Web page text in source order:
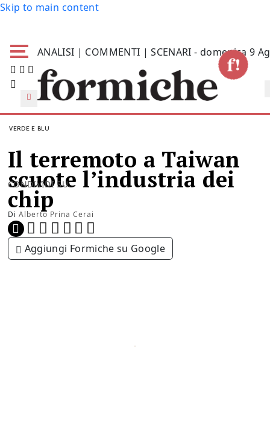
Skip to main content
ANALISI | COMMENTI | SCENARI - domenica 9
VERDE E BLU
Il terremoto a Taiwan
scuote l’industria dei
chip
Di Alberto Prina Cerai
CONDIVIDI SU:
Aggiungi Formiche su Google